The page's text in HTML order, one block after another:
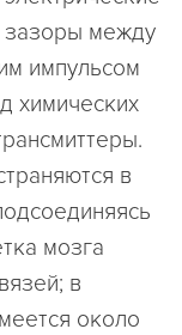
зазоры между
импульсом
химических
в
мозга
в
около